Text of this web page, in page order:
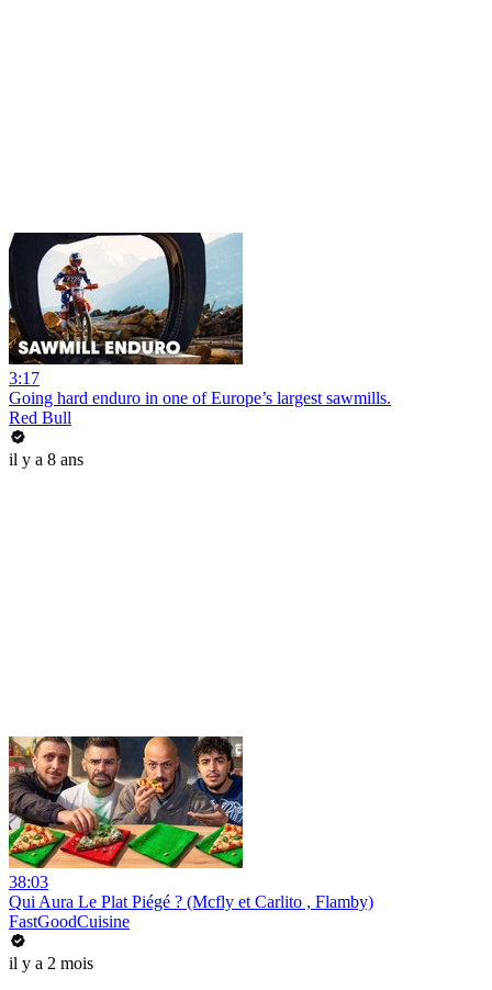
3:17
Going hard enduro in one of Europe’s largest sawmills.
Red Bull
il y a 8 ans
38:03
Qui Aura Le Plat Piégé ? (Mcfly et Carlito , Flamby)
FastGoodCuisine
il y a 2 mois